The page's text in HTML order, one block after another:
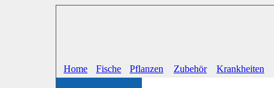
Home Fische Pflanzen Zubehör Krankheiten